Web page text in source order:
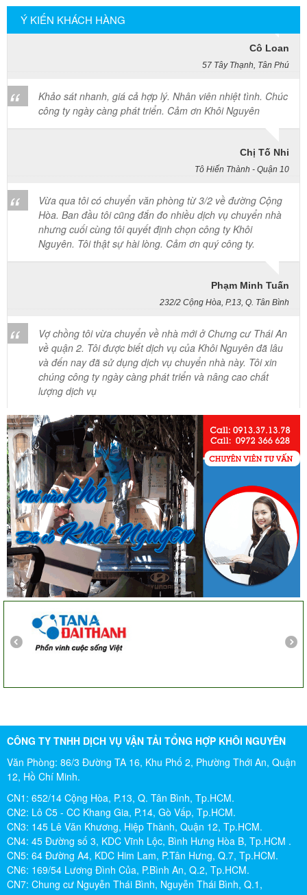
Ý KIẾN KHÁCH HÀNG
Cô Loan
57 Tây Thạnh, Tân Phú
công ty ngày càng phát triển. Cảm ơn Khôi Nguyên
Tô Hiến Thành - Quận 10
Hòa. Ban đầu tôi cũng đắn đo nhiều dịch vụ chuyển nhà
nhưng cuối cùng tôi quyết định chọn công ty Khôi
Nguyên. Tôi thật sự hài lòng. Cảm ơn quý công ty.
232/2 Cộng Hòa, P.13, Q. Tân Bình
về quận 2. Tôi được biết dịch vụ của Khôi Nguyên đã lâu
và đến nay đã sử dụng dịch vụ chuyển nhà này. Tôi xin
chúng công ty ngày càng phát triển và nâng cao chất
lượng dịch vụ
Vĩnh Lộc A - Bình Chánh
Công ty Khôi Nguyên chuyển hàng của cô bao bọc đóng
gói rất cẩn thận. Cô rất hài lòng
Cô Loan
57 Tây Thạnh, Tân Phú
Khảo sát nhanh, giá cả hợp lý. Nhân viên nhiệt tình. Chúc
công ty ngày càng phát triển. Cảm ơn Khôi Nguyên
Tô Hiến Thành - Quận 10
CÔNG TY TNHH DỊCH VỤ VẬN TẢI TỔNG HỢP KHÔI NGUYÊN
Văn Phòng: 86/3 Đường TA 16, Khu Phố 2, Phường Thới An, Quận
12, Hồ Chí Minh.
CN1: 652/14 Cộng Hòa, P.13, Q. Tân Bình, Tp.HCM.
CN2: Lô C5 - CC Khang Gia, P.14, Gò Vấp, Tp.HCM.
CN3: 145 Lê Văn Khương, Hiệp Thành, Quận 12, Tp.HCM.
CN4: 45 Đường số 3, KDC Vĩnh Lộc, Bình Hưng Hòa B, Tp.HCM .
CN5: 64 Đường A4, KDC Him Lam, P.Tân Hưng, Q.7, Tp.HCM.
CN6: 169/54 Lương Đình Của, P.Bình An, Q.2, Tp.HCM.
CN7: Chung cư Nguyễn Thái Bình, Nguyễn Thái Bình, Q.1,